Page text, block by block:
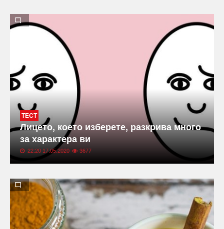
ТЕСТ
Лицето, което изберете, разкрива много
за характера ви
22:20 17.05.2020 3677